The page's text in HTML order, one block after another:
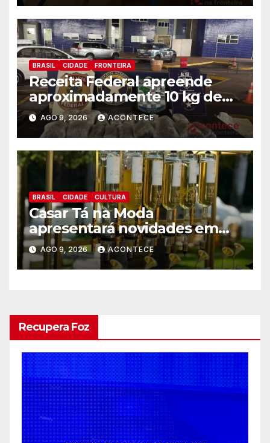
BRASIL CIDADE FRONTEIRA
Receita Federal apreende
aproximadamente 10 kg de
substância análoga ao
capulho
AGO 9, 2026 ACONTECE
BRASIL CIDADE CULTURA
Casar Tá na Moda
apresentará novidades em
entretenimento para
casamentos e festas de
debutantes
AGO 9, 2026 ACONTECE
Recupera Foz